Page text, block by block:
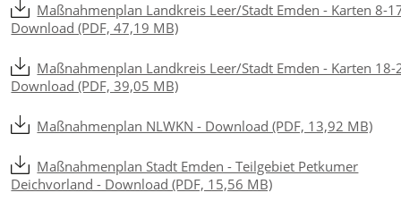
Maßnahmenplan Landkreis Leer/Stadt Emden - Karten 8-
Download (PDF, 47,19 MB)
Maßnahmenplan Landkreis Leer/Stadt Emden - Karten 18-
Download (PDF, 39,05 MB)
Maßnahmenplan NLWKN - Download (PDF, 13,92 MB)
Maßnahmenplan Stadt Emden - Teilgebiet Petkumer
Deichvorland - Download (PDF, 15,56 MB)